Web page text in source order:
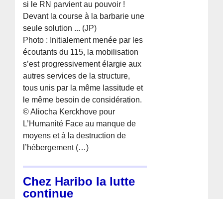
si le RN parvient au pouvoir !
Devant la course à la barbarie une
seule solution ... (JP)
Photo : Initialement menée par les
écoutants du 115, la mobilisation
s’est progressivement élargie aux
autres services de la structure,
tous unis par la même lassitude et
le même besoin de considération.
© Aliocha Kerckhove pour
L’Humanité Face au manque de
moyens et à la destruction de
l’hébergement (…)
Chez Haribo la lutte
continue